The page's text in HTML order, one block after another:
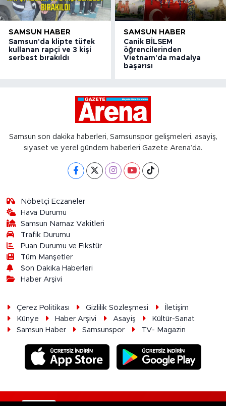
SAMSUN HABER
Samsun'da klipte tüfek
kullanan rapçi ve 3 kişi
serbest bırakıldı
SAMSUN HABER
Canik BİLSEM
öğrencilerinden
Vietnam'da madalya
başarısı
Samsun son dakika haberleri, Samsunspor gelişmeleri, asayiş,
siyaset ve yerel gündem haberleri Gazete Arena’da.
Nöbetçi Eczaneler
Hava Durumu
Samsun Namaz Vakitleri
Trafik Durumu
Puan Durumu ve Fikstür
Tüm Manşetler
Son Dakika Haberleri
Haber Arşivi
Çerez Politikası Gizlilik Sözleşmesi
İletişim
Künye
Haber Arşivi Asayiş
Kültür-Sanat
Samsun Haber
Samsunspor TV- Magazin